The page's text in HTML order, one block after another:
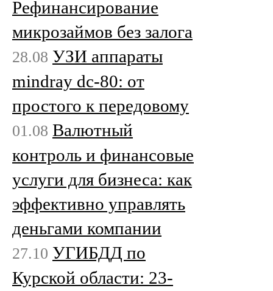
Рефинансирование
микрозаймов без залога
28.08 УЗИ аппараты
mindray dc-80: от
простого к передовому
01.08 Валютный
контроль и финансовые
услуги для бизнеса: как
эффективно управлять
деньгами компании
27.10 УГИБДД по
Курской области: 23-